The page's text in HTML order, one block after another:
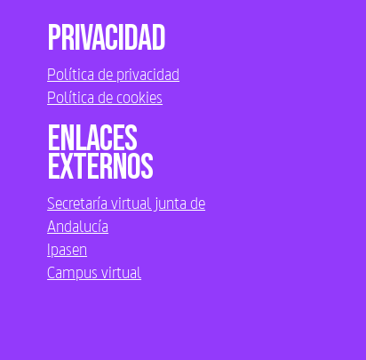
Privacidad
Política de privacidad
Política de cookies
Enlaces
externos
Secretaría virtual junta de
Andalucía
Ipasen
Campus virtual